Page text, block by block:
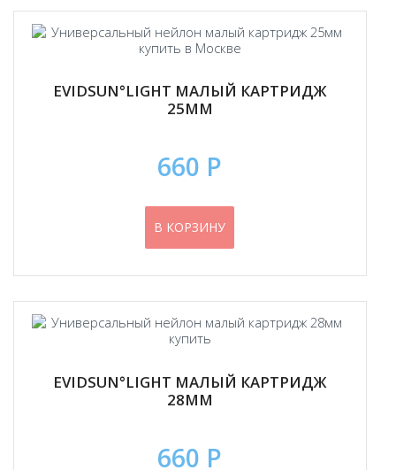
EVIDSUN°LIGHT МАЛЫЙ КАРТРИДЖ
25ММ
660 Р
В КОРЗИНУ
EVIDSUN°LIGHT МАЛЫЙ КАРТРИДЖ
28ММ
660 Р